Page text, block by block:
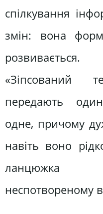
спілкування
змін: вона
«Зіпсований
передають
одне, причому
навіть воно
ланцюжка
неспотвореному